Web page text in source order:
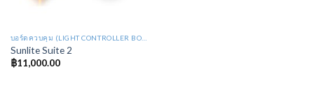
Sunlite Suite 2
฿11,000.00